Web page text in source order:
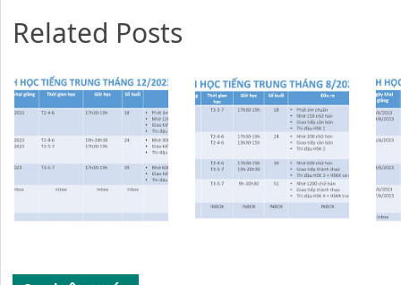
Related Posts